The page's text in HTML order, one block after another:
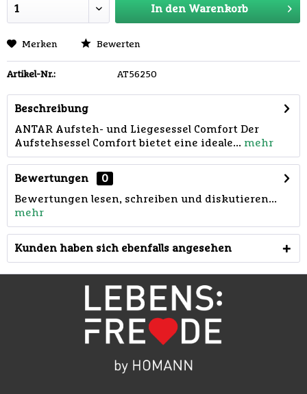
In den Warenkorb
Merken Bewerten
Artikel-Nr.: AT56250
Beschreibung
ANTAR Aufsteh- und Liegesessel Comfort Der
Aufstehsessel Comfort bietet eine ideale... mehr
Bewertungen
0
Bewertungen lesen, schreiben und diskutieren...
mehr
Kunden haben sich ebenfalls angesehen